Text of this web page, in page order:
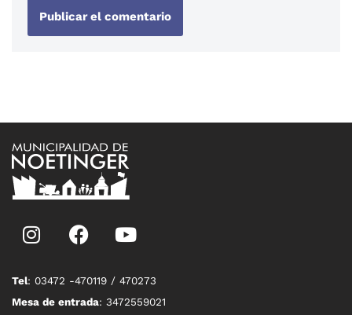
Tel: 03472 -470119 / 470273
Mesa de entrada: 3472559021